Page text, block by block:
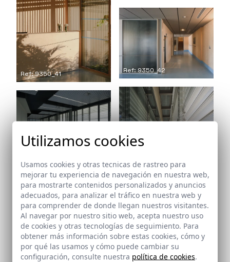
Ref: 9350_41 Ref: 9350_42
Ref: 9350_43
Ref: 9350_45
Utilizamos cookies
Usamos cookies y otras tecnicas de rastreo para
mejorar tu experiencia de navegación en nuestra web,
para mostrarte contenidos personalizados y anuncios
adecuados, para analizar el tráfico en nuestra web y
para comprender de donde llegan nuestros visitantes.
Al navegar por nuestro sitio web, acepta nuestro uso
de cookies y otras tecnologías de seguimiento. Para
obtener más información sobre estas cookies, cómo y
por qué las usamos y cómo puede cambiar su
configuración, consulte nuestra política de cookies.